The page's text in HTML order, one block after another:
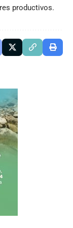
productivos.